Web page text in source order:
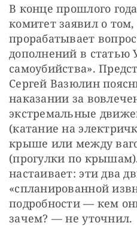
В конце прошлого
комитет заявил о
прорабатывает
дополнений в статью
самоубийства».
Сергей Вазюлин
наказании за
экстремальные
(катание на
крыше или между
(прогулки по
настаивает: эти два
«спланированной
подробности — ​кем
зачем? — ​не уточнил.